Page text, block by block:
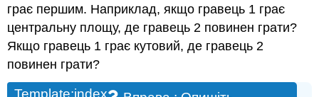
грає першим. Наприклад, якщо гравець 1 грає
центральну площу, де гравець 2 повинен грати?
Якщо гравець 1 грає кутовий, де гравець 2
повинен грати?